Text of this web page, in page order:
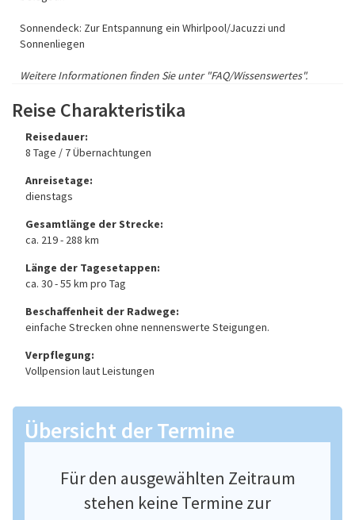
Sonnendeck: Zur Entspannung ein Whirlpool/Jacuzzi und
Sonnenliegen
Weitere Informationen finden Sie unter "FAQ/Wissenswertes".
Reise Charakteristika
Reisedauer:
8 Tage / 7 Übernachtungen
Anreisetage:
dienstags
Gesamtlänge der Strecke:
ca. 219 - 288 km
Länge der Tagesetappen:
ca. 30 - 55 km pro Tag
Beschaffenheit der Radwege:
einfache Strecken ohne nennenswerte Steigungen.
Verpflegung:
Vollpension laut Leistungen
Übersicht der Termine
Für den ausgewählten Zeitraum
stehen keine Termine zur